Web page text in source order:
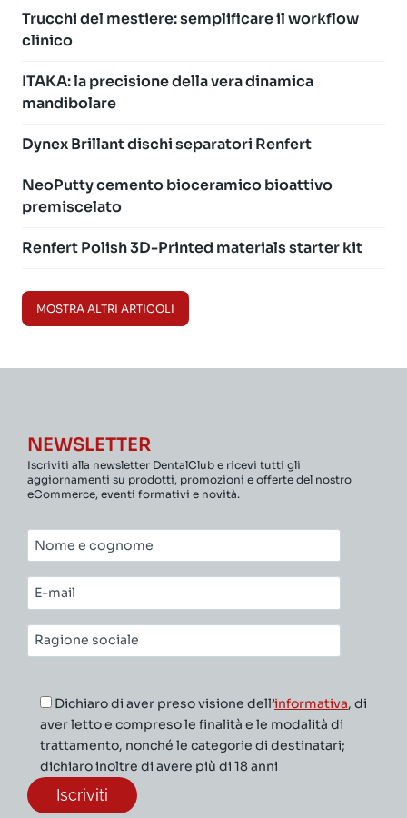
Trucchi del mestiere: semplificare il workflow
clinico
ITAKA: la precisione della vera dinamica
mandibolare
Dynex Brillant dischi separatori Renfert
NeoPutty cemento bioceramico bioattivo
premiscelato
Renfert Polish 3D-Printed materials starter kit
MOSTRA ALTRI ARTICOLI
NEWSLETTER
Iscriviti alla newsletter DentalClub e ricevi tutti gli
aggiornamenti su prodotti, promozioni e offerte del nostro
eCommerce, eventi formativi e novità.
Nome
e
cognome*
E-
mail*
Ragione
sociale*
Dichiaro di aver preso visione dell’informativa, di
aver letto e compreso le finalità e le modalità di
trattamento, nonché le categorie di destinatari;
dichiaro inoltre di avere più di 18 anni